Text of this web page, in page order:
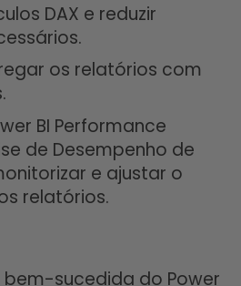
DAX e reduzir
os relatórios com
BI Performance
de Desempenho de
e ajustar o
relatórios.
sucedida do Power